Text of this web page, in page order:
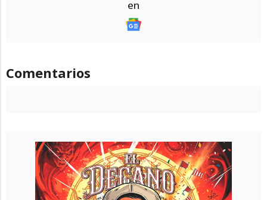
en
Comentarios